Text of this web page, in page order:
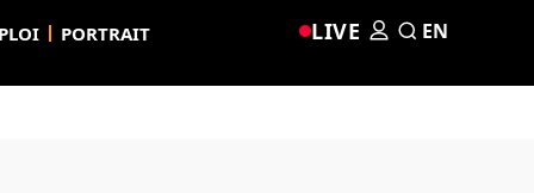
PORTRAIT LIVE EN